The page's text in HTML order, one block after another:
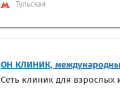
Тульская
ОН КЛИНИК,
Сеть клиник для взрослых